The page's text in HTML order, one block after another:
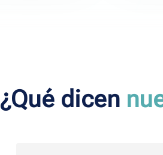
¿Qué dicen